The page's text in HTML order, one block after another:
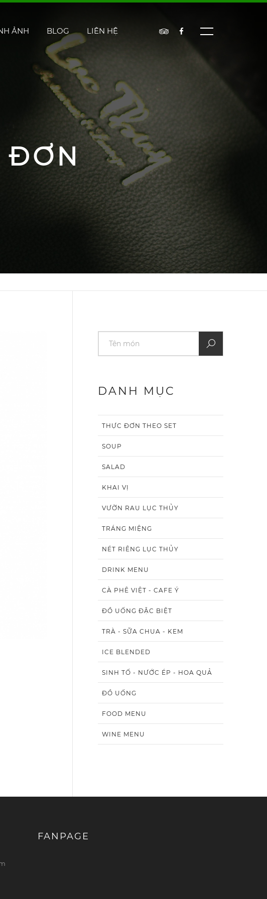
ẢNH BLOG LIÊN HỆ
ĐƠN
DANH MỤC
THỰC ĐƠN THEO SET
SOUP
SALAD
KHAI VỊ
VƯỜN RAU LỤC THỦY
TRÁNG MIỆNG
NÉT RIÊNG LỤC THỦY
DRINK MENU
CÀ PHÊ VIỆT - CAFE Ý
ĐỒ UỐNG ĐẶC BIỆT
TRÀ - SỮA CHUA - KEM
ICE BLENDED
SINH TỐ - NƯỚC ÉP - HOA QUẢ
ĐỒ UỐNG
FOOD MENU
WINE MENU
FANPAGE